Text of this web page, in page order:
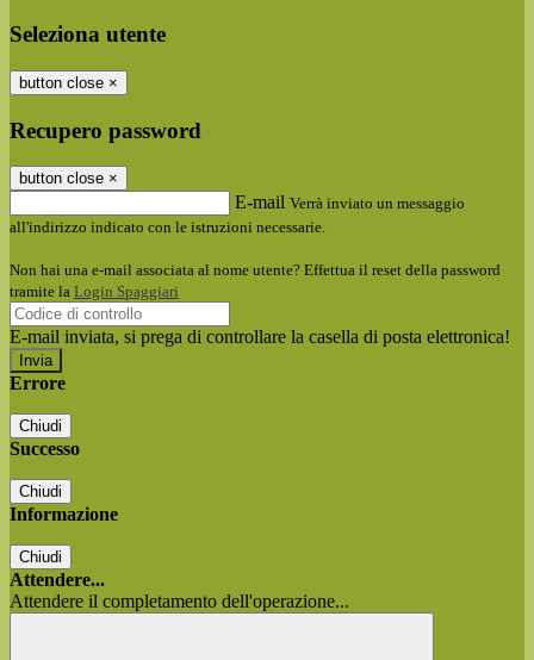
Seleziona utente
button close ×
Recupero password
button close ×
E-mail Verrà inviato un messaggio
all'indirizzo indicato con le istruzioni necessarie.
Non hai una e-mail associata al nome utente? Effettua il reset della password
tramite la Login Spaggiari
E-mail inviata, si prega di controllare la casella di posta elettronica!
Errore
Chiudi
Successo
Chiudi
Informazione
Chiudi
Attendere...
Attendere il completamento dell'operazione...